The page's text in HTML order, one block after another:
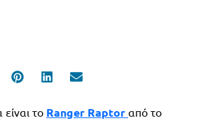
το Ranger Raptor από το